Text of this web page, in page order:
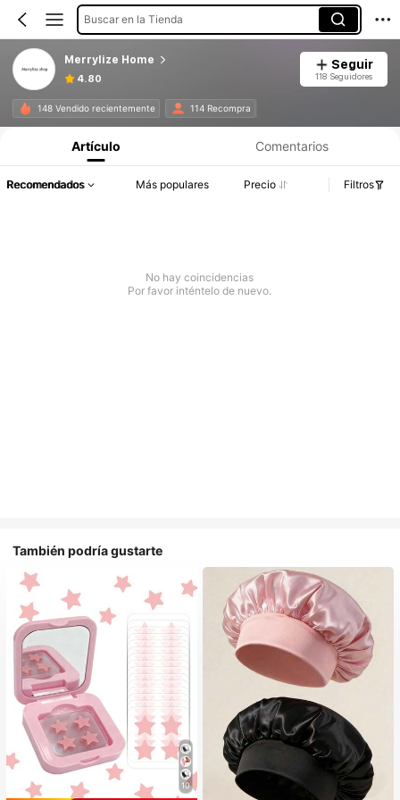
Buscar en la Tienda
Merrylize Home
4.80
Seguir
118 Seguidores
148 Vendido recientemente 114 Recompra
Artículo Comentarios
Recomendados Más populares Precio Filtros
No hay coincidencias
Por favor inténtelo de nuevo.
También podría gustarte
10